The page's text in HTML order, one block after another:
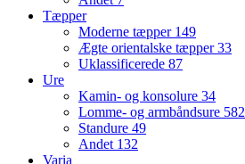
Tæpper
Moderne tæpper 149
Ægte orientalske tæpper33
Uklassificerede 87
Ure
Kamin- og konsolure 34
Lomme- og armbåndsure 582
Standure 49
Andet 132
Varia